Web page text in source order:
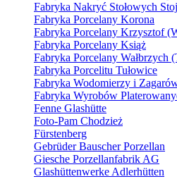
Fabryka Nakryć Stołowych
Fabryka Porcelany Korona
Fabryka Porcelany Krzysztof
Fabryka Porcelany Książ
Fabryka Porcelany Wałbrzych
Fabryka Porcelitu Tułowice
Fabryka Wodomierzy i
Fabryka Wyrobów
Fenne Glashütte
Foto-Pam Chodzież
Fürstenberg
Gebrüder Bauscher Porzellan
Giesche Porzellanfabrik AG
Glashüttenwerke Adlerhütten